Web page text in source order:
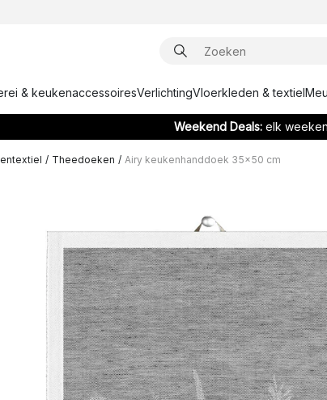
& keukenaccessoiresVerlichtingVloerkleden & textiel
Weekend Deals: elk
/ Theedoeken / Airy keukenhanddoek 35x50 cm